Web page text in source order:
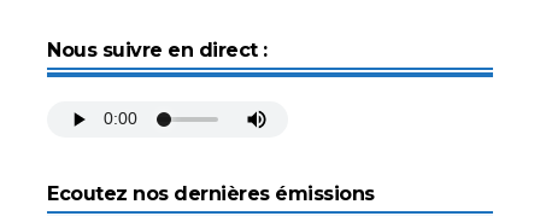
Nous suivre en direct :
Ecoutez nos dernières émissions